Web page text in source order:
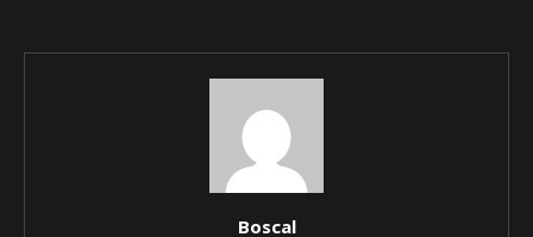
Boscal